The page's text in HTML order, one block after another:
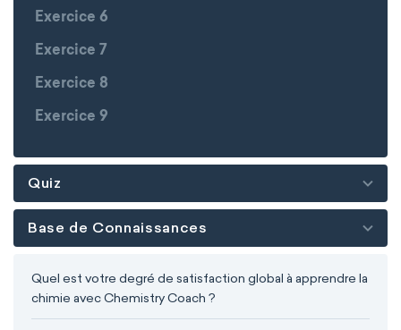
Exercice 6
Exercice 7
Exercice 8
Exercice 9
Quiz
Base de Connaissances
Quel est votre degré de satisfaction global à apprendre la
chimie avec Chemistry Coach ?